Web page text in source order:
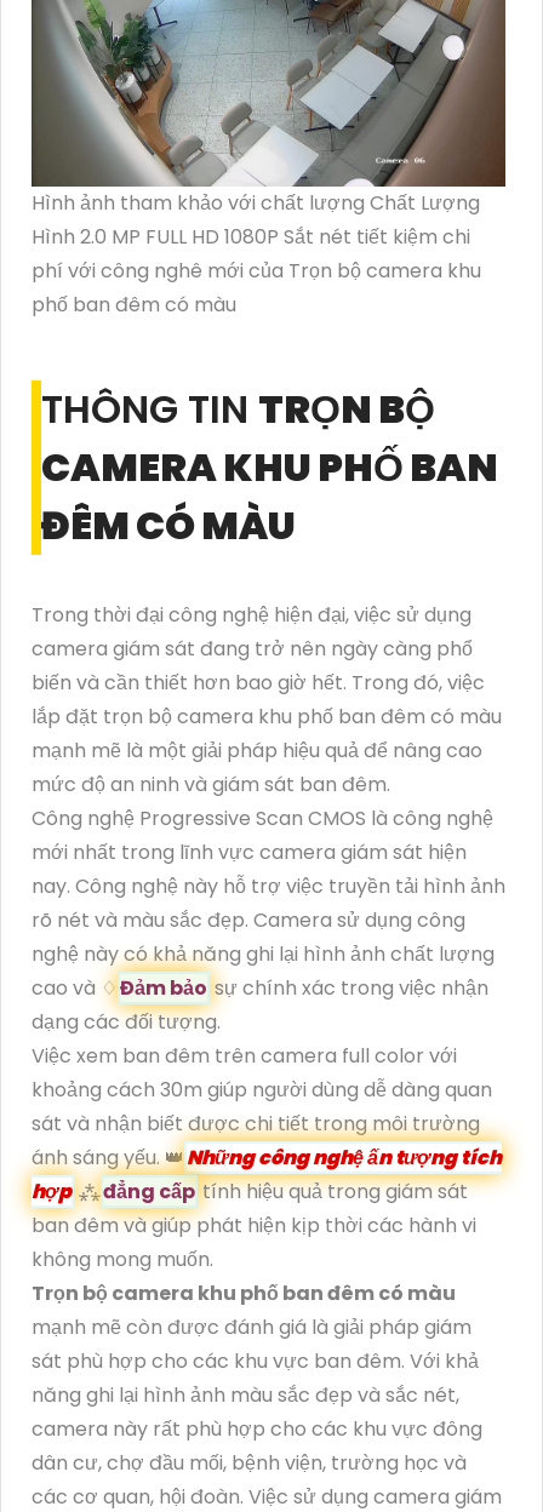
Hình ảnh tham khảo với chất lượng Chất Lượng
Hình 2.0 MP FULL HD 1080P Sắt nét tiết kiệm chi
phí với công nghê mới của Trọn bộ camera khu
phố ban đêm có màu
THÔNG TIN TRỌN BỘ
CAMERA KHU PHỐ BAN
ĐÊM CÓ MÀU
Trong thời đại công nghệ hiện đại, việc sử dụng
camera giám sát đang trở nên ngày càng phổ
biến và cần thiết hơn bao giờ hết. Trong đó, việc
lắp đặt trọn bộ camera khu phố ban đêm có màu
mạnh mẽ là một giải pháp hiệu quả để nâng cao
mức độ an ninh và giám sát ban đêm.
Công nghệ Progressive Scan CMOS là công nghệ
mới nhất trong lĩnh vực camera giám sát hiện
nay. Công nghệ này hỗ trợ việc truyền tải hình ảnh
rõ nét và màu sắc đẹp. Camera sử dụng công
nghệ này có khả năng ghi lại hình ảnh chất lượng
cao và ♢Đảm bảo sự chính xác trong việc nhận
dạng các đối tượng.
Việc xem ban đêm trên camera full color với
khoảng cách 30m giúp người dùng dễ dàng quan
sát và nhận biết được chi tiết trong môi trường
ánh sáng yếu. 👑Những công nghệ ấn tượng tích
hợp ⁂đẳng cấptính hiệu quả trong giám sát
ban đêm và giúp phát hiện kịp thời các hành vi
không mong muốn.
Trọn bộ camera khu phố ban đêm có màu
mạnh mẽ còn được đánh giá là giải pháp giám
sát phù hợp cho các khu vực ban đêm. Với khả
năng ghi lại hình ảnh màu sắc đẹp và sắc nét,
camera này rất phù hợp cho các khu vực đông
dân cư, chợ đầu mối, bệnh viện, trường học và
các cơ quan, hội đoàn. Việc sử dụng camera giám